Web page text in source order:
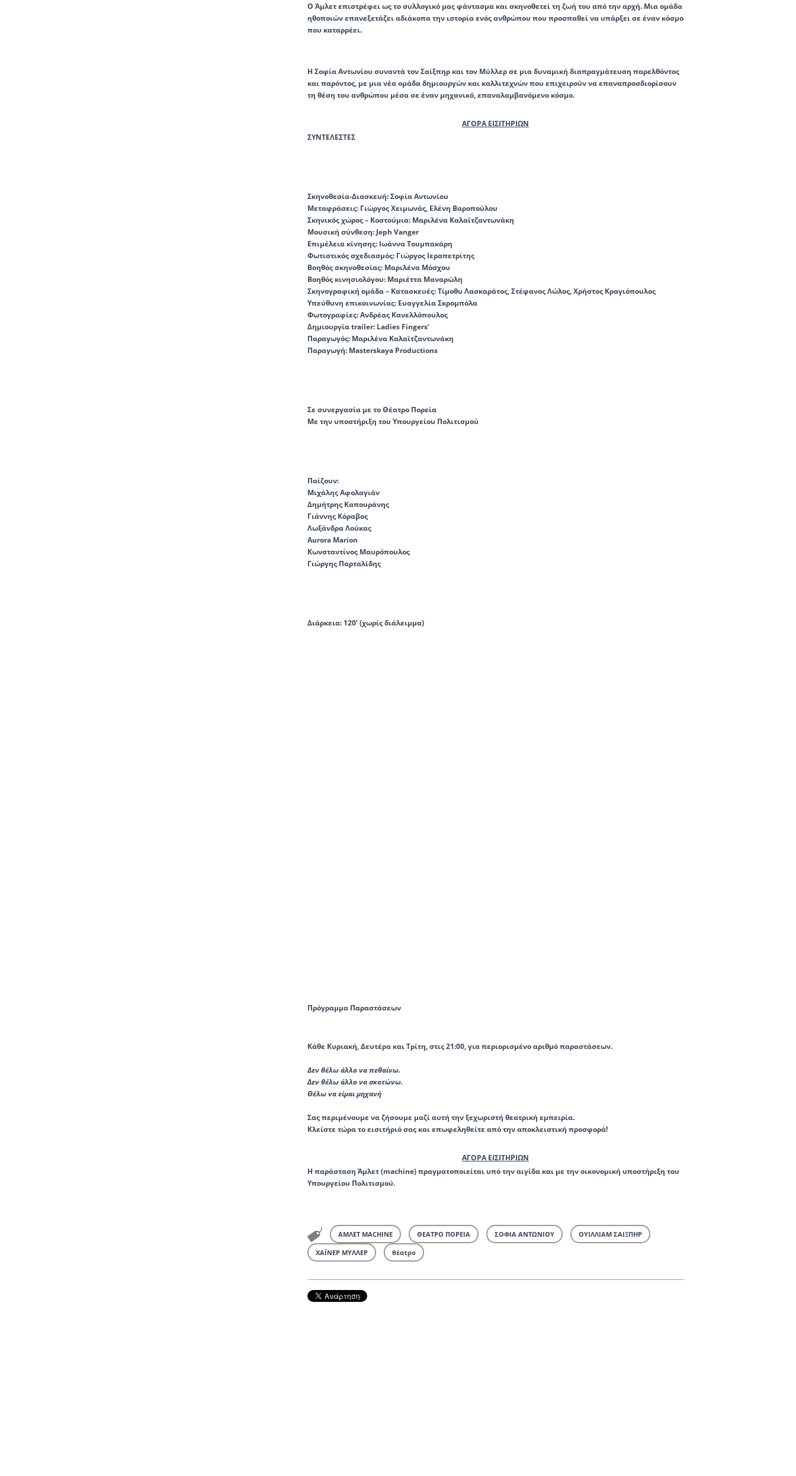
Ο Άμλετ επιστρέφει ως το συλλογικό μας φάντασμα και σκηνοθετεί τη ζωή του από την αρχή. Μια ομάδα
ηθοποιών επανεξετάζει αδιάκοπα την ιστορία ενός ανθρώπου που προσπαθεί να υπάρξει σε έναν κόσμο
που καταρρέει.
Η Σοφία Αντωνίου συναντά τον Σαίξπηρ και τον Μύλλερ σε μια δυναμική διαπραγμάτευση παρελθόντος
και παρόντος, με μια νέα ομάδα δημιουργών και καλλιτεχνών που επιχειρούν να επαναπροσδιορίσουν
τη θέση του ανθρώπου μέσα σε έναν μηχανικό, επαναλαμβανόμενο κόσμο.
ΑΓΟΡΑ ΕΙΣΙΤΗΡΙΩΝ
ΣΥΝΤΕΛΕΣΤΕΣ
Σκηνοθεσία-Διασκευή:Σοφία Αντωνίου
Μεταφράσεις: Γιώργος Χειμωνάς, Ελένη Βαροπούλου
Σκηνικός χώρος – Κοστούμια: Μαριλένα Καλαϊτζαντωνάκη
Μουσική σύνθεση: Jeph Vanger
Επιμέλεια κίνησης:Ιωάννα Τουμπακάρη
Φωτιστικός σχεδιασμός: Γιώργος Ιεραπετρίτης
Βοηθός σκηνοθεσίας: Μαριλένα Μόσχου
Βοηθός κινησιολόγου: Μαριέττα Μαναρώλη
Σκηνογραφική ομάδα – Κατασκευές:Τίμοθυ Λασκαράτος, Στέφανος Λώλος, Χρήστος Κραγιόπουλος
Υπεύθυνη επικοινωνίας: Ευαγγελία Σκρομπόλα
Φωτογραφίες:Ανδρέας Κανελλόπουλος
Δημιουργία trailer: Ladies Fingers’
Παραγωγός: Μαριλένα Καλαϊτζαντωνάκη
Παραγωγή: Masterskaya Productions
Σε συνεργασία με το Θέατρο Πορεία
Με την υποστήριξη του Υπουργείου Πολιτισμού
Παίζουν:
Μιχάλης Αφολαγιάν
Δημήτρης Καπουράνης
Γιάννης Κόραβος
Λωξάνδρα Λούκας
Aurora Marion
Κωνσταντίνος Μαυρόπουλος
Γιώργης Παρταλίδης
Διάρκεια: 120’ (χωρίς διάλειμμα)
Πρόγραμμα Παραστάσεων
Κάθε Κυριακή,ΔευτέρακαιΤρίτη, στις21:00, για περιορισμένο αριθμό παραστάσεων.
Δεν θέλω άλλο να πεθαίνω.
Δεν θέλω άλλο να σκοτώνω.
Θέλω να είμαι μηχανή
Σας περιμένουμε να ζήσουμε μαζί αυτή την ξεχωριστή θεατρική εμπειρία.
Κλείστε τώρα το εισιτήριό σας και επωφεληθείτε από την αποκλειστική προσφορά!
ΑΓΟΡΑ ΕΙΣΙΤΗΡΙΩΝ
Η παράσταση Άμλετ (machine) πραγματοποιείται υπό την αιγίδα και με την οικονομική υποστήριξη του
Υπουργείου Πολιτισμού.
ΑΜΛΕΤ MACHINE ΘΕΑΤΡΟ ΠΟΡΕΙΑ ΣΟΦΙΑ ΑΝΤΩΝΙΟΥ ΟΥΙΛΛΙΑΜ ΣΑΙΞΠΗΡ
ΧΑΪΝΕΡ ΜΥΛΛΕΡ θέατρο